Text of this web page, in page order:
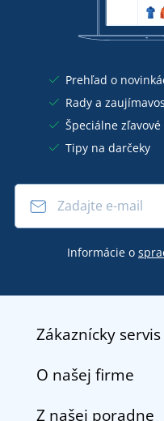
Prehľad o
Rady a
Špeciálne zľavové
Tipy na darčeky
Informácie o
Zákaznícky servis
Kontakt
O našej firme
O nás
Z našej poradne